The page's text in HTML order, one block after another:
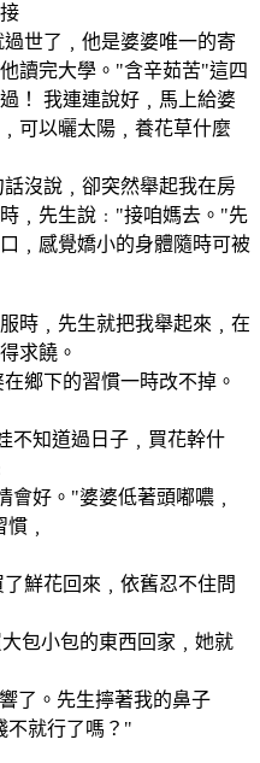
世了﹐他是婆婆唯一的寄
讀完大學。"含辛茹苦"這四
！ 我連連說好﹐馬上給婆
可以曬太陽﹐養花草什麼
沒說﹐卻突然舉起我在房
﹐先生說﹕"接咱媽去。"先
﹐感覺嬌小的身體隨時可被
時﹐先生就把我舉起來﹐在
求饒。
鄉下的習慣一時改不掉。
不知道過日子﹐買花幹什
好。"婆婆低著頭嘟噥﹐
﹐
鮮花回來﹐依舊忍不住問
包小包的東西回家﹐她就
了。先生擰著我的鼻子
不就行了嗎？"